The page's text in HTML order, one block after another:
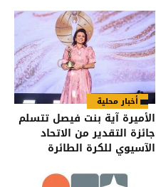
أخبار محلية
الأميرة آية بنت فيصل تتسلم
جائزة التقدير من الاتحاد
الآسيوي للكرة الطائرة